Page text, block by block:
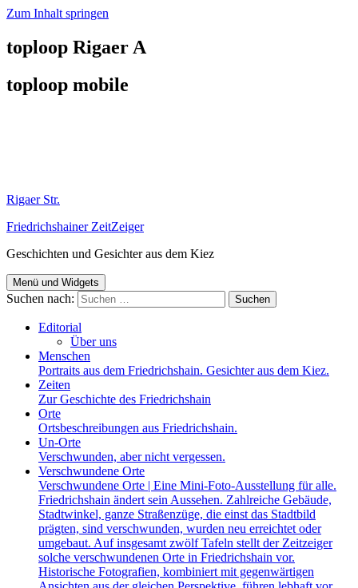
Zum Inhalt springen
toploop Rigaer A
toploop mobile
Rigaer Str.
Friedrichshainer ZeitZeiger
Geschichten und Gesichter aus dem Kiez
Menü und Widgets
Suchen nach:
Editorial
Über uns
Menschen
Portraits aus dem Friedrichshain. Gesichter aus dem Kiez.
Zeiten
Zur Geschichte des Friedrichshain
Orte
Ortsbeschreibungen aus Friedrichshain.
Un-Orte
Verschwunden, aber nicht vergessen.
Verschwundene Orte
Verschwundene Orte | Eine Mini-Foto-Ausstellung für alle.
Friedrichshain ändert sein Aussehen. Zahlreiche Gebäude,
Stadtwinkel, ganze Straßenzüge, die einst das Stadtbild
prägten, sind verschwunden, wurden neu erreichtet oder
umgebaut. Auf insgesamt zwölf Tafeln stellt der Zeitzeiger
solche verschwundenen Orte in Friedrichshain vor.
Historische Fotografien, kombiniert mit gegenwärtigen